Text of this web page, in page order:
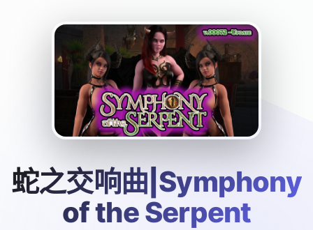
蛇之交响曲|Symphony
of the Serpent